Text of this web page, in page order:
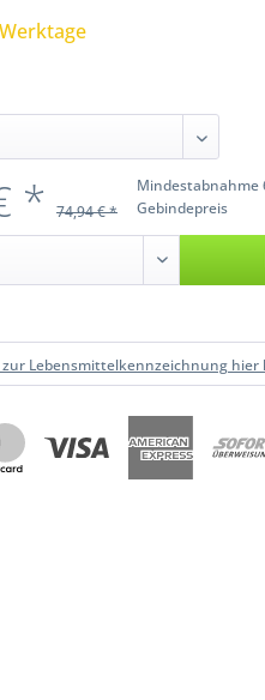
Mindestabnahme
Gebindepreis
* 74,94 € *
Lebensmittelkennzeichnung hier